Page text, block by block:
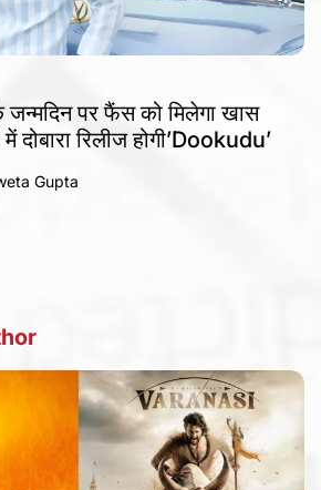
पर फैंस को मिलेगा खास
दोबारा रिलीज होगी’Dookudu’
Gupta